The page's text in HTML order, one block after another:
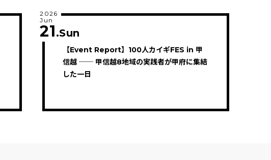
【Event Report】100人カイギFES in 甲
信越 ── 甲信越8地域の実践者が甲府に集結
した一日
2026
Jun
21.Sun